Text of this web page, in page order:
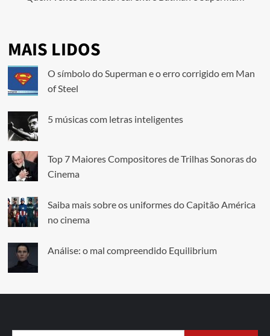
MAIS LIDOS
O símbolo do Superman e o erro corrigido em Man
of Steel
5 músicas com letras inteligentes
Top 7 Maiores Compositores de Trilhas Sonoras do
Cinema
Saiba mais sobre os uniformes do Capitão América
no cinema
Análise: o mal compreendido Equilibrium